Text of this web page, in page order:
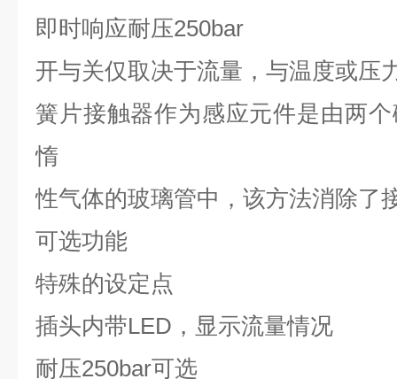
即时响应耐压250bar
开与关仅取决于流量，与温度或压
簧片接触器作为感应元件是由两
惰
性气体的玻璃管中，该方法消除了
可选功能
特殊的设定点
插头内带LED ，显示流量情况
耐压250bar可选